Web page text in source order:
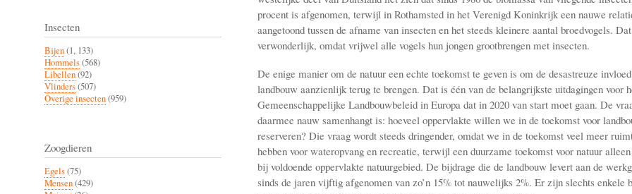
procent is afgenomen, terwijl in Rothamsted in het Verenigd Koninkrijk een nauwe
aangetoond tussen de afname van insecten en het steeds kleinere aantal broedvogels.
verwonderlijk, omdat vrijwel alle vogels hun jongen grootbrengen met insecten.
De enige manier om de natuur een echte toekomst te geven is om de desastreuze
landbouw aanzienlijk terug te brengen. Dat is één van de belangrijkste uitdagingen voor
Gemeenschappelijke Landbouwbeleid in Europa dat in 2020 van start moet gaan. De
daarmee nauw samenhangt is: hoeveel oppervlakte willen we in de toekomst voor
reserveren? Die vraag wordt steeds dringender, omdat we in de toekomst veel meer
hebben voor wateropvang en recreatie, terwijl een duurzame toekomst voor natuur
bij voldoende oppervlakte natuurgebied. De bijdrage die de landbouw levert aan de
sinds de jaren vijftig afgenomen van zo’n 15% tot nauwelijks 2%. Er zijn slechts enkele
Insecten
Bijen(1, 133)
Hommels(568)
Libellen(92)
Vlinders(507)
Overige insecten(959)
Zoogdieren
Egels(75)
Mensen(429)